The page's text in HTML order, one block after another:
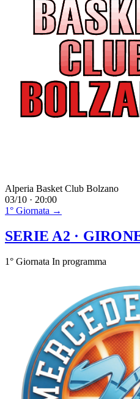
Alperia Basket Club Bolzano
03/10 · 20:00
1° Giornata →
SERIE A2 ·
1° Giornata In programma